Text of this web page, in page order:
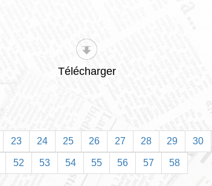
Télécharger
23 24 25 26 27 28 29 30
52 53 54 55 56 57 58